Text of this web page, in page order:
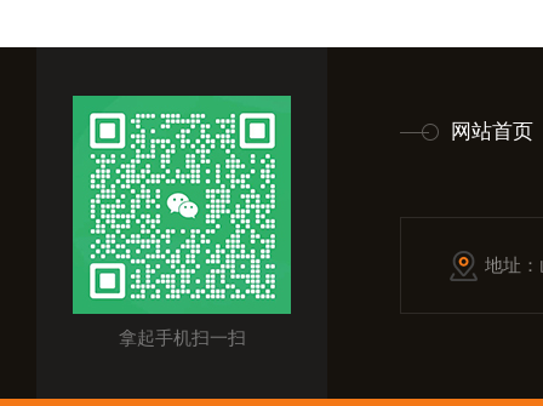
拿起手机扫一扫
网站首页
地址